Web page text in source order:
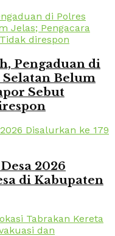
Pengaduan di
Belum
Sebut
2026
di Kabupaten